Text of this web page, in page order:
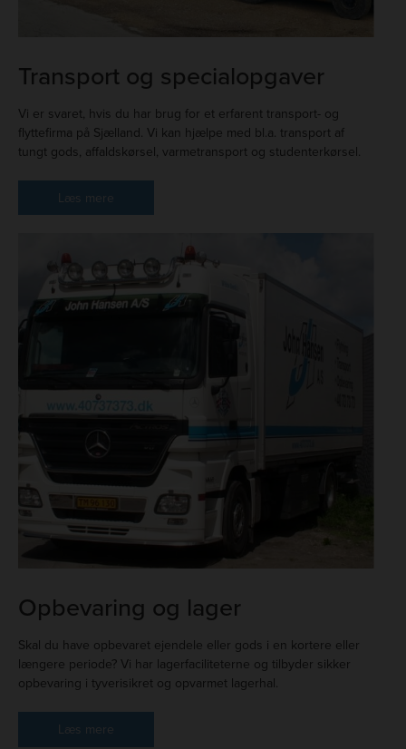
Transport og specialopgaver
Vi er svaret, hvis du har brug for et erfarent transport- og
flyttefirma på Sjælland. Vi kan hjælpe med bl.a. transport af
tungt gods, affaldskørsel, varmetransport og studenterkørsel.
Læs mere
Opbevaring og lager
Skal du have opbevaret ejendele eller gods i en kortere eller
længere periode? Vi har lagerfaciliteterne og tilbyder sikker
opbevaring i tyverisikret og opvarmet lagerhal.
Læs mere